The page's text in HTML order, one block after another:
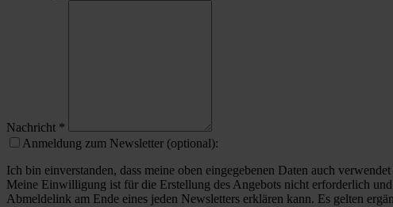
Nachricht *
Anmeldung zum Newsletter (optional):
Ich bin einverstanden, dass meine oben eingegebenen Daten auch
Meine Einwilligung ist für die Erstellung des Angebots nicht erforderlich
Abmeldelink am Ende eines jeden Newsletters erklären kann. Es gelten